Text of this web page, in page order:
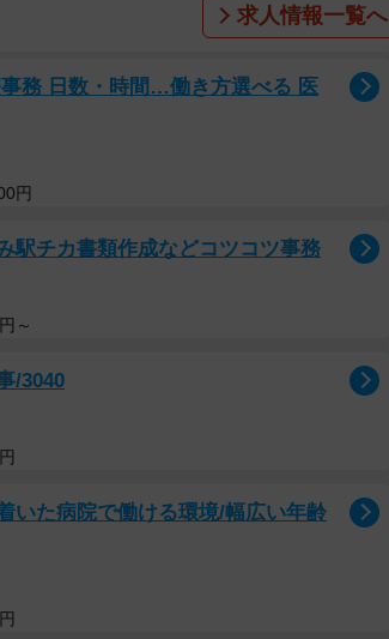
求人情報一覧へ
務 日数・時間…働き方選べる 医
円
駅チカ書類作成などコツコツ事務
～
/3040
いた病院で働ける環境/幅広い年齢